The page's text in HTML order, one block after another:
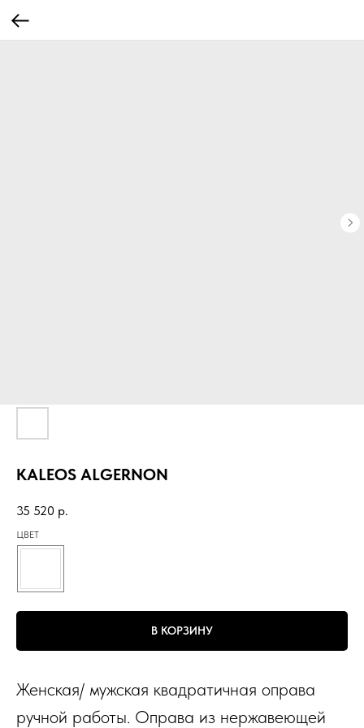
KALEOS ALGERNON
35 520 р.
ЦВЕТ
В КОРЗИНУ
Женская/ мужская квадратичная оправа
ручной работы. Оправа из нержавеющей